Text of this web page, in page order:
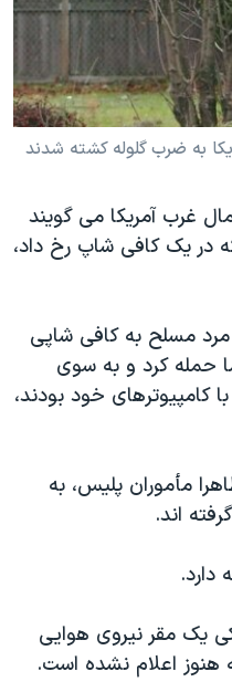
به ضرب گلوله کشته شدند
غرب آمریکا می گویند
در یک کافی شاپ رخ داد،
مسلح به کافی شاپی
حمله کرد و به سوی
کامپیوترهای خود بودند،
مأموران پلیس، به
اند.
دارد.
یک مقر نیروی هوایی
هنوز اعلام نشده است.